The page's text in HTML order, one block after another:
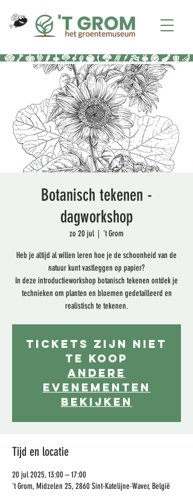
Botanisch tekenen -
dagworkshop
zo 20 jul
  |
't Grom
Heb je altijd al willen leren hoe je de schoonheid van de
natuur kunt vastleggen op papier?
In deze introductieworkshop botanisch tekenen ontdek je
technieken om planten en bloemen gedetailleerd en
realistisch te tekenen.
Tickets zijn niet
te koop
Andere
evenementen
bekijken
Tijd en locatie
20 jul 2025, 13:00 – 17:00
't Grom, Midzelen 25, 2860 Sint-Katelijne-Waver, België